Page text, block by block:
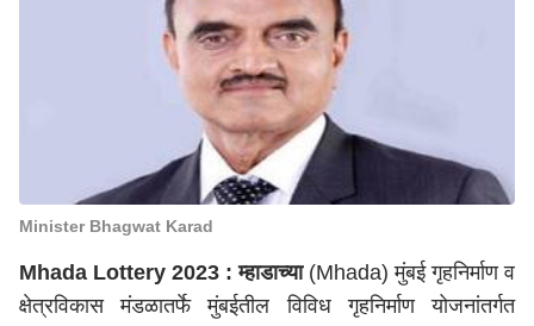
Minister Bhagwat Karad
Mhada Lottery 2023 :म्हाडाच्या (Mhada) मुंबई गृहनिर्माण व
क्षेत्रविकास मंडळातर्फे मुंबईतील विविध गृहनिर्माण योजनांतर्गत